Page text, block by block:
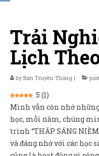
Giới thiệu
Hoạt động
Thư viện
Dịch vụ hỗ trợ
Sản Phẩm
Giúp đỡ
Trải
Lịch
byBan Truyền Thông |
5 (1)
Mình vẫn còn nhớ
học, mỗi năm, chúng
trình “THẮP SÁNG
và đáng nhớ với các